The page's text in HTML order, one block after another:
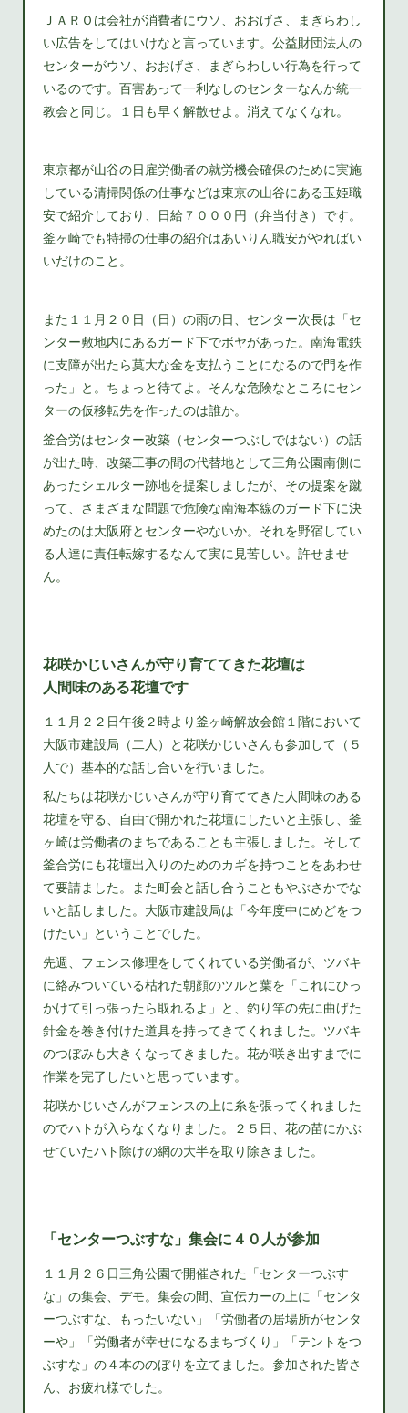
ＪＡＲＯは会社が消費者にウソ、おおげさ、まぎらわし
い広告をしてはいけなと言っています。公益財団法人の
センターがウソ、おおげさ、まぎらわしい行為を行って
いるのです。百害あって一利なしのセンターなんか統一
教会と同じ。１日も早く解散せよ。消えてなくなれ。
東京都が山谷の日雇労働者の就労機会確保のために実施
している清掃関係の仕事などは東京の山谷にある玉姫職
安で紹介しており、日給７０００円（弁当付き）です。
釜ヶ崎でも特掃の仕事の紹介はあいりん職安がやればい
いだけのこと。
また１１月２０日（日）の雨の日、センター次長は「セ
ンター敷地内にあるガード下でボヤがあった。南海電鉄
に支障が出たら莫大な金を支払うことになるので門を作
った」と。ちょっと待てよ。そんな危険なところにセン
ターの仮移転先を作ったのは誰か。
釜合労はセンター改築（センターつぶしではない）の話
が出た時、改築工事の間の代替地として三角公園南側に
あったシェルター跡地を提案しましたが、その提案を蹴
って、さまざまな問題で危険な南海本線のガード下に決
めたのは大阪府とセンターやないか。それを野宿してい
る人達に責任転嫁するなんて実に見苦しい。許せませ
ん。
花咲かじいさんが守り育ててきた花壇は
人間味のある花壇です
１１月２２日午後２時より釜ヶ崎解放会館１階において
大阪市建設局（二人）と花咲かじいさんも参加して（５
人で）基本的な話し合いを行いました。
私たちは花咲かじいさんが守り育ててきた人間味のある
花壇を守る、自由で開かれた花壇にしたいと主張し、釜
ヶ崎は労働者のまちであることも主張しました。そして
釜合労にも花壇出入りのためのカギを持つことをあわせ
て要請ました。また町会と話し合うこともやぶさかでな
いと話しました。大阪市建設局は「今年度中にめどをつ
けたい」ということでした。
先週、フェンス修理をしてくれている労働者が、ツバキ
に絡みついている枯れた朝顔のツルと葉を「これにひっ
かけて引っ張ったら取れるよ」と、釣り竿の先に曲げた
針金を巻き付けた道具を持ってきてくれました。ツバキ
のつぼみも大きくなってきました。花が咲き出すまでに
作業を完了したいと思っています。
花咲かじいさんがフェンスの上に糸を張ってくれました
のでハトが入らなくなりました。２５日、花の苗にかぶ
せていたハト除けの網の大半を取り除きました。
「センターつぶすな」集会に４０人が参加
１１月２６日三角公園で開催された「センターつぶす
な」の集会、デモ。集会の間、宣伝カーの上に「センタ
ーつぶすな、もったいない」「労働者の居場所がセンタ
ーや」「労働者が幸せになるまちづくり」「テントをつ
ぶすな」の４本ののぼりを立てました。参加された皆さ
ん、お疲れ様でした。